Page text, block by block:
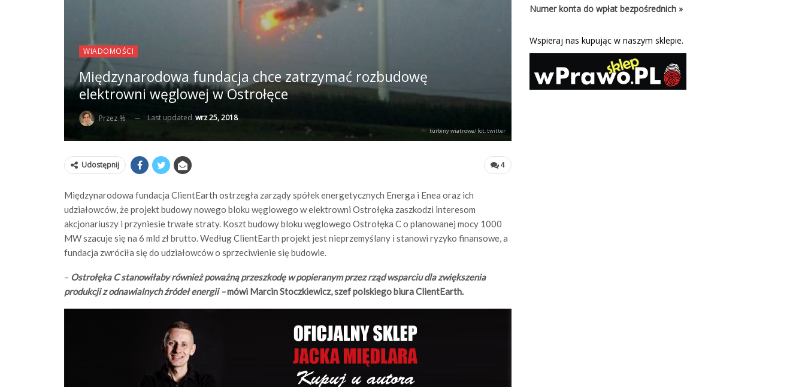
WIADOMOŚCI
Międzynarodowa fundacja chce zatrzymać rozbudowę
elektrowni węglowej w Ostrołęce
Przez % Last updated wrz 25, 2018
turbiny wiatrowe/ fot. twitter
4
Udostępnij
Międzynarodowa fundacja ClientEarth ostrzegła zarządy spółek energetycznych Energa i Enea oraz ich
udziałowców, że projekt budowy nowego bloku węglowego w elektrowni Ostrołęka zaszkodzi interesom
akcjonariuszy i przyniesie trwałe straty. Koszt budowy bloku węglowego Ostrołęka C o planowanej mocy 1000
MW szacuje się na 6 mld zł brutto. Według ClientEarth projekt jest nieprzemyślany i stanowi ryzyko finansowe, a
fundacja zwróciła się do udziałowców o sprzeciwienie się budowie.
– Ostrołęka C stanowiłaby również poważną przeszkodę w popieranym przez rząd wsparciu dla zwiększenia
produkcji z odnawialnych źródeł energii –mówi Marcin Stoczkiewicz, szef polskiego biura ClientEarth.
Numer konta do wpłat bezpośrednich »
Wspieraj nas kupując w naszym sklepie.